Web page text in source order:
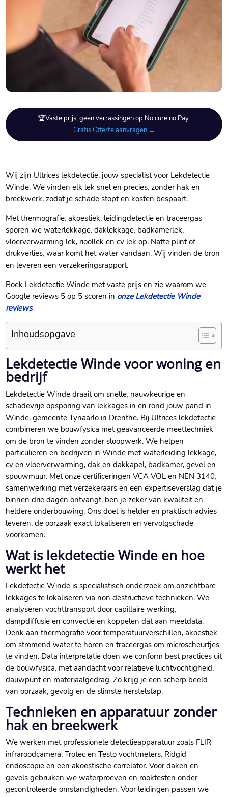
🏆Vaste prijs, geen verrassingen op No cure no Pay.
Gratis Offerte aanvragen →
Wij zijn Ultrices lekdetectie, jouw specialist voor Lekdetectie
Winde.​ We vinden elk lek snel en precies, zonder hak en
breekwerk, zodat je schade stopt en kosten bespaart.​
Met thermografie, akoestiek, leidingdetectie en traceergas
sporen we waterlekkage, daklekkage, badkamerlek,
vloerverwarming lek, rioollek en cv lek op.​ Natte plint of
drukverlies, waar komt het water vandaan.​ Wij vinden de bron
en leveren een verzekeringsrapport.​
Boek Lekdetectie Winde met vaste prijs en zie waarom we
Google reviews 5 op 5 scoren in onze Lekdetectie Winde
reviews.​
Inhoudsopgave
Lekdetectie Winde voor woning en
bedrijf
Lekdetectie Winde draait om snelle, nauwkeurige en
schadevrije opsporing van lekkages in en rond jouw pand in
Winde, gemeente Tynaarlo in Drenthe.​ Bij Ultrices lekdetectie
combineren we bouwfysica met geavanceerde meettechniek
om de bron te vinden zonder sloopwerk.​ We helpen
particulieren en bedrijven in Winde met waterleiding lekkage,
cv en vloerverwarming, dak en dakkapel, badkamer, gevel en
spouwmuur.​ Met onze certificeringen VCA VOL en NEN 3140,
samenwerking met verzekeraars en een expertiseverslag dat je
binnen drie dagen ontvangt, ben je zeker van kwaliteit en
heldere onderbouwing.​ Ons doel is helder en praktisch advies
leveren, de oorzaak exact lokaliseren en vervolgschade
voorkomen.​
Wat is lekdetectie Winde en hoe
werkt het
Lekdetectie Winde is specialistisch onderzoek om onzichtbare
lekkages te lokaliseren via non destructieve technieken.​ We
analyseren vochttransport door capillaire werking,
dampdiffusie en convectie en koppelen dat aan meetdata.​
Denk aan thermografie voor temperatuurverschillen, akoestiek
om stromend water te horen en traceergas om microscheurtjes
te vinden.​ Data interpretatie doen we conform best practices uit
de bouwfysica, met aandacht voor relatieve luchtvochtigheid,
dauwpunt en materiaalgedrag.​ Zo krijg je een scherp beeld
van oorzaak, gevolg en de slimste herstelstap.​
Technieken en apparatuur zonder
hak en breekwerk
We werken met professionele detectieapparatuur zoals FLIR
infraroodcamera, Trotec en Testo vochtmeters, Ridgid
endoscopie en een akoestische correlator.​ Voor daken en
gevels gebruiken we waterproeven en rooktesten onder
gecontroleerde omstandigheden.​ Voor leidingen passen we